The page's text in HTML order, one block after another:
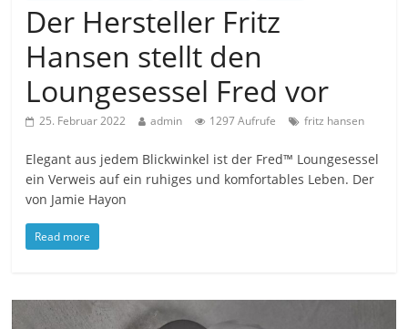
Der Hersteller Fritz
Hansen stellt den
Loungesessel Fred vor
25. Februar 2022 admin 1297 Aufrufe fritz hansen
Elegant aus jedem Blickwinkel ist der Fred™ Loungesessel
ein Verweis auf ein ruhiges und komfortables Leben. Der
von Jamie Hayon
Read more